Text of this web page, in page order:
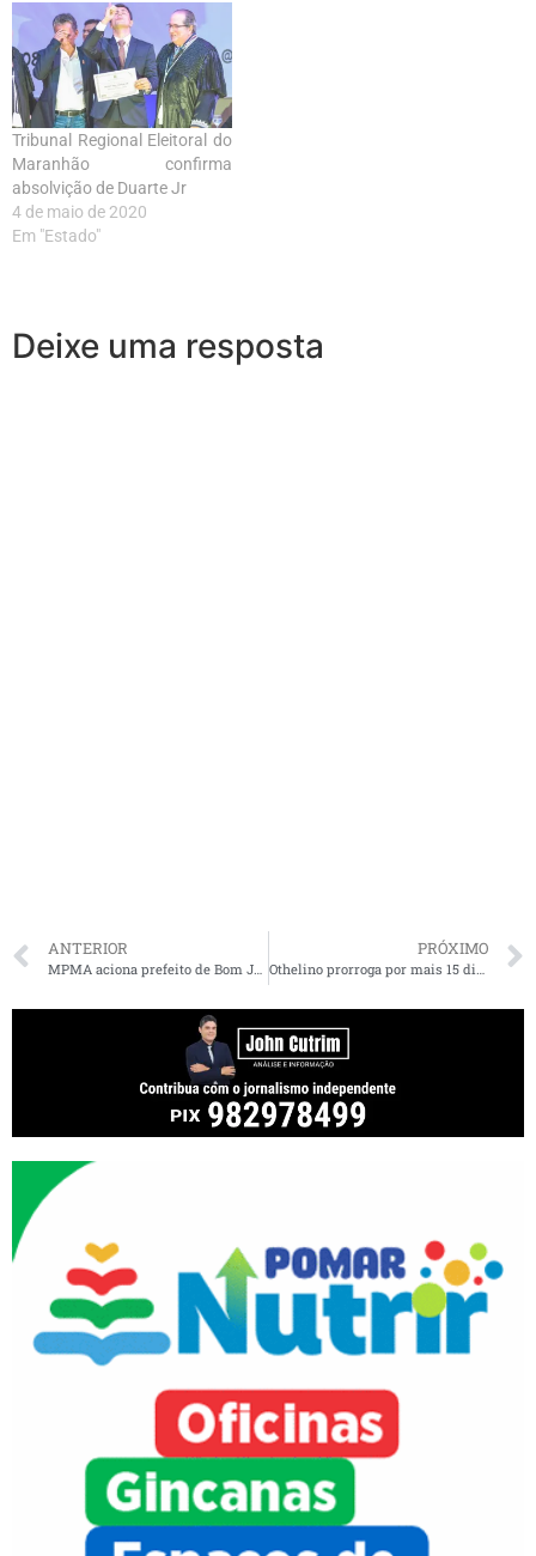
Tribunal Regional Eleitoral do
Maranhão confirma
absolvição de Duarte Jr
4 de maio de 2020
Em "Estado"
Deixe uma resposta
ANTERIOR
MPMA aciona prefeito de Bom Jardim e outros agentes públicos por fraude em licitação
PRÓXIMO
Othelino prorroga por mais 15 dias suspensão das atividades da AL em prevenção à pandemia da COVID-19